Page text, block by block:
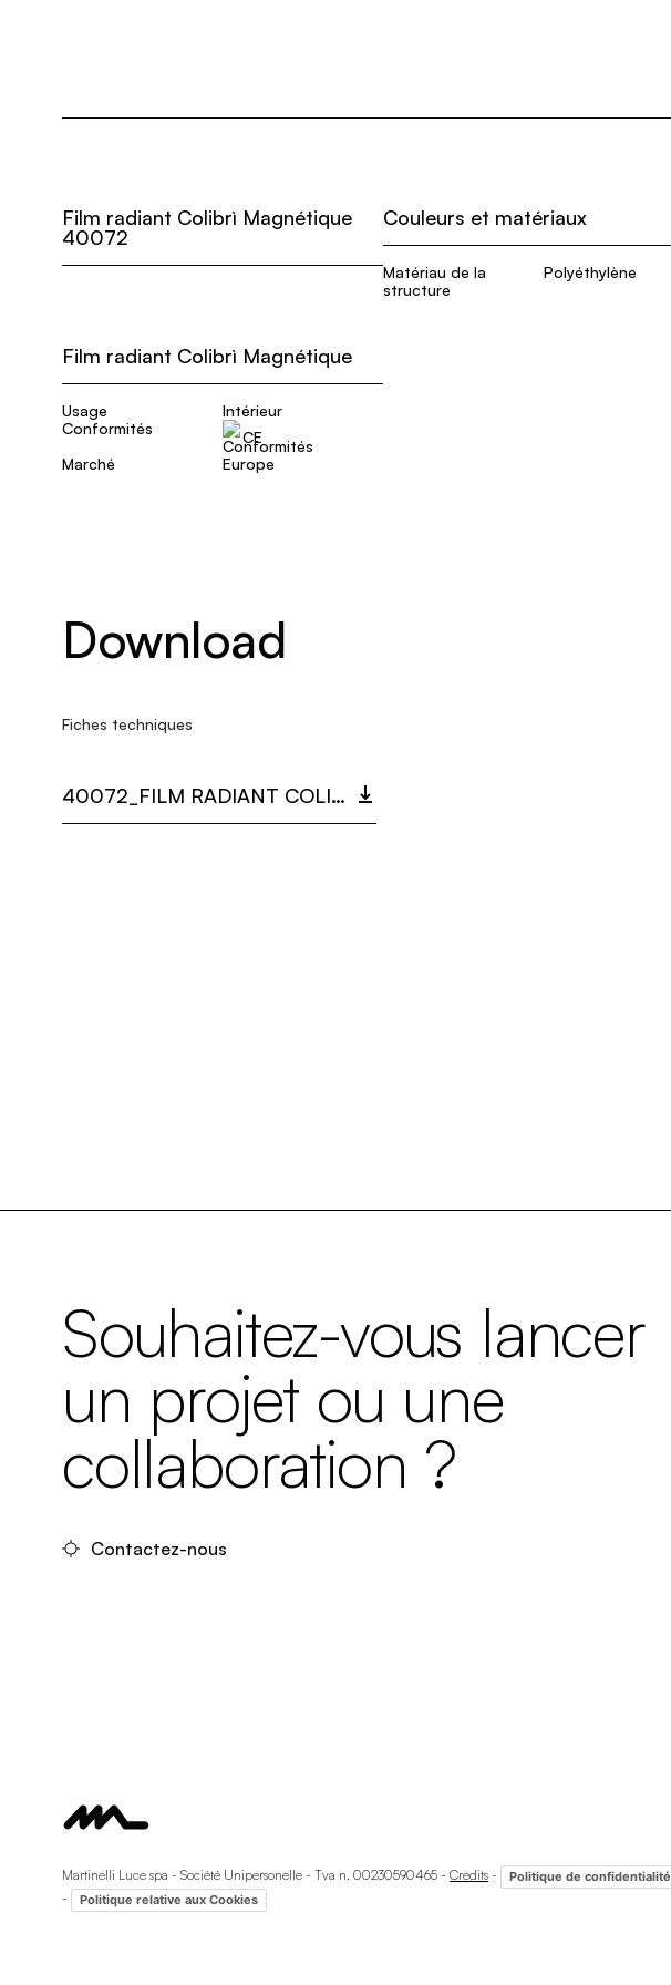
Film radiant Colibrì Magnétique
40072
Couleurs et matériaux
Matériau de la
structure
Polyéthylène
Film radiant Colibrì Magnétique
Usage
Intérieur
Conformités
CE
Marché
Europe
Download
Fiches techniques
40072_FILM RADIANT COLIBRÌ MAGNÉTIQUE.PDF
Souhaitez-vous lancer
un projet ou une
collaboration ?
Contactez-nous
Martinelli Luce spa - Société Unipersonelle - Tva n. 00230590465 - Credits - Politique de confidentialité
- Politique relative aux Cookies